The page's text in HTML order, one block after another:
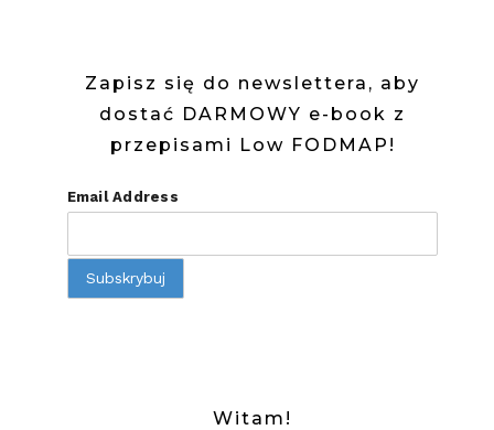
Zapisz się do newslettera, aby
dostać DARMOWY e-book z
przepisami Low FODMAP!
Email Address
Witam!